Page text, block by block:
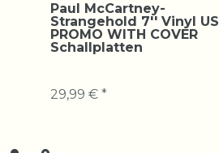
Paul McCartney-
Strangehold 7'' Vinyl US
PROMO WITH COVER
Schallplatten
29,99 € *